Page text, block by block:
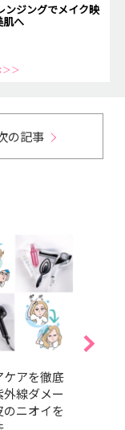
ンジングでメイク映
肌へ
＞
の記事
ケアを徹底
線ダメー
のニオイを